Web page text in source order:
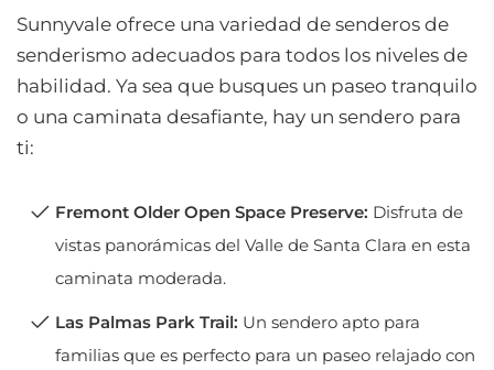
Sunnyvale ofrece una variedad de senderos de
senderismo adecuados para todos los niveles de
habilidad. Ya sea que busques un paseo tranquilo
o una caminata desafiante, hay un sendero para
ti:
Fremont Older Open Space Preserve: Disfruta de
vistas panorámicas del Valle de Santa Clara en esta
caminata moderada.
Las Palmas Park Trail: Un sendero apto para
familias que es perfecto para un paseo relajado con